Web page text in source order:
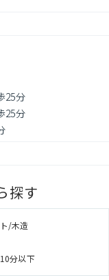
25分
25分
探す
/木造
分以下